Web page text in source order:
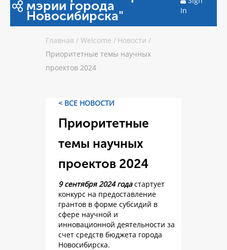
мэрии города
Новосибирска"
In
Главная / Welcome / Новости /
Приоритетные темы научных
проектов 2024
< ВСЕ НОВОСТИ
Приоритетные
темы научных
проектов 2024
9 сентября 2024 годастартует
конкурс на предоставление
грантов в форме субсидий в
сфере научной и
инновационной деятельности за
счет средств бюджета города
Новосибирска.